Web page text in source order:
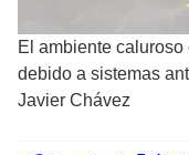
El ambiente
debido a sistemas
Javier Chávez